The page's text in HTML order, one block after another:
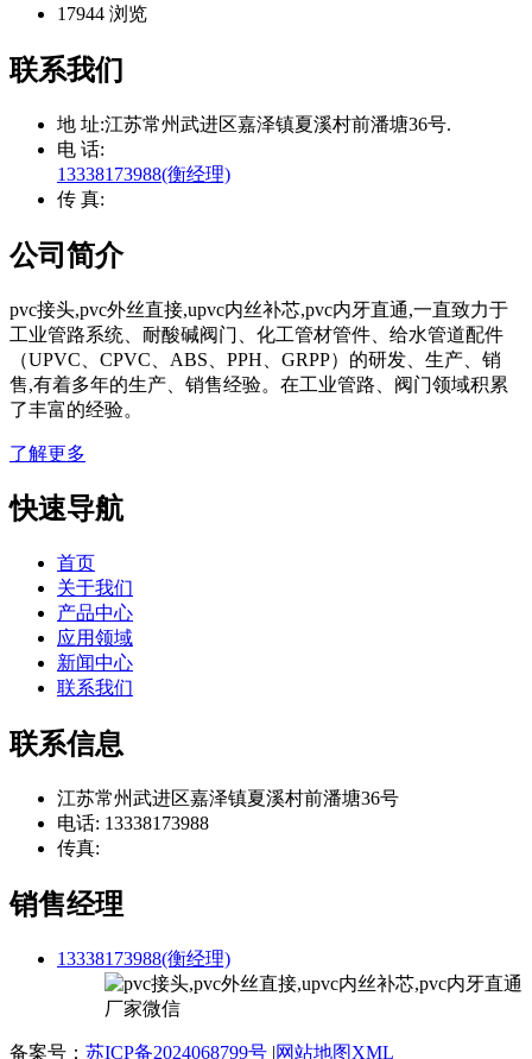
17944 浏览
联系我们
地 址:江苏常州武进区嘉泽镇夏溪村前潘塘36号.
电 话:
13338173988(衡经理)
传 真:
公司简介
pvc接头,pvc外丝直接,upvc内丝补芯,pvc内牙直通,一直致力于
工业管路系统、耐酸碱阀门、化工管材管件、给水管道配件
（UPVC、CPVC、ABS、PPH、GRPP）的研发、生产、销
售,有着多年的生产、销售经验。在工业管路、阀门领域积累
了丰富的经验。
了解更多
快速导航
首页
关于我们
产品中心
应用领域
新闻中心
联系我们
联系信息
江苏常州武进区嘉泽镇夏溪村前潘塘36号
电话: 13338173988
传真:
销售经理
13338173988(衡经理)
备案号： 苏ICP备2024068799号 |网站地图XML